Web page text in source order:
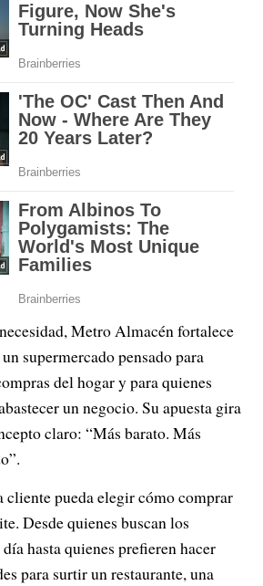
Metro Almacén fortalece
supermercado pensado para
del hogar y para quienes
un negocio. Su apuesta gira
claro: “Más barato. Más
cliente pueda elegir cómo comprar
Desde quienes buscan los
hasta quienes prefieren hacer
para surtir un restaurante, una